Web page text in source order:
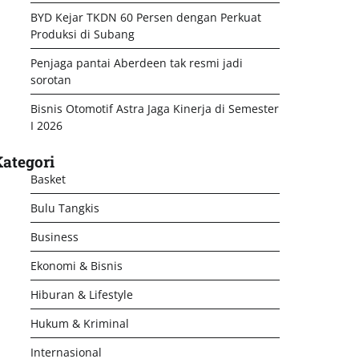
BYD Kejar TKDN 60 Persen dengan Perkuat
Produksi di Subang
Penjaga pantai Aberdeen tak resmi jadi
sorotan
Bisnis Otomotif Astra Jaga Kinerja di Semester
I 2026
Basket
Bulu Tangkis
Business
Ekonomi & Bisnis
Hiburan & Lifestyle
Hukum & Kriminal
Internasional